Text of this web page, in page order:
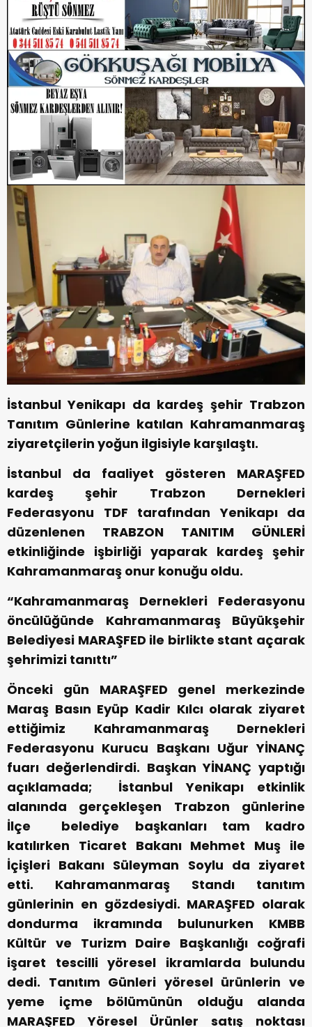
İstanbul Yenikapı da kardeş şehir Trabzon
Tanıtım Günlerine katılan Kahramanmaraş
ziyaretçilerin yoğun ilgisiyle karşılaştı.
İstanbul da faaliyet gösteren MARAŞFED
kardeş şehir Trabzon Dernekleri
Federasyonu TDF tarafından Yenikapı da
düzenlenen TRABZON TANITIM GÜNLERİ
etkinliğinde işbirliği yaparak kardeş şehir
Kahramanmaraş onur konuğu oldu.
“Kahramanmaraş Dernekleri Federasyonu
öncülüğünde Kahramanmaraş Büyükşehir
Belediyesi MARAŞFED ile birlikte stant açarak
şehrimizi tanıttı”
Önceki gün MARAŞFED genel merkezinde
Maraş Basın Eyüp Kadir Kılcı olarak ziyaret
ettiğimiz Kahramanmaraş Dernekleri
Federasyonu Kurucu Başkanı Uğur YİNANÇ
fuarı değerlendirdi. Başkan YİNANÇ yaptığı
açıklamada; İstanbul Yenikapı etkinlik
alanında gerçekleşen Trabzon günlerine
İlçe belediye başkanları tam kadro
katılırken Ticaret Bakanı Mehmet Muş ile
İçişleri Bakanı Süleyman Soylu da ziyaret
etti. Kahramanmaraş Standı tanıtım
günlerinin en gözdesiydi. MARAŞFED olarak
dondurma ikramında bulunurken KMBB
Kültür ve Turizm Daire Başkanlığı coğrafi
işaret tescilli yöresel ikramlarda bulundu
dedi. Tanıtım Günleri yöresel ürünlerin ve
yeme içme bölümünün olduğu alanda
MARAŞFED Yöresel Ürünler satış noktası